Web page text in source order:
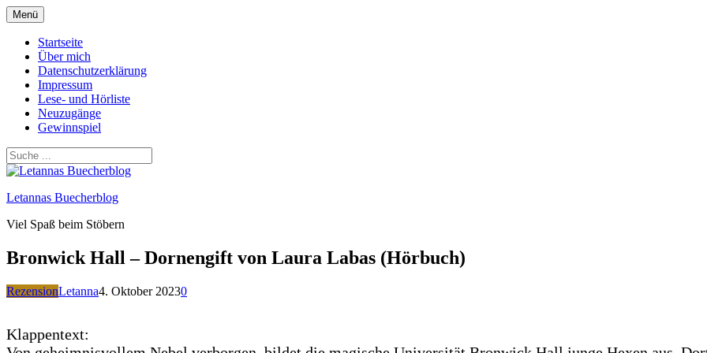
Zum
Inhalt
springen
Menü
Startseite
Über mich
Datenschutzerklärung
Impressum
Lese- und Hörliste
Neuzugänge
Gewinnspiel
Letannas Buecherblog
Viel Spaß beim Stöbern
Bronwick Hall – Dornengift von Laura Labas (Hörbuch)
RezensionLetanna4. Oktober 20230
Klappentext: